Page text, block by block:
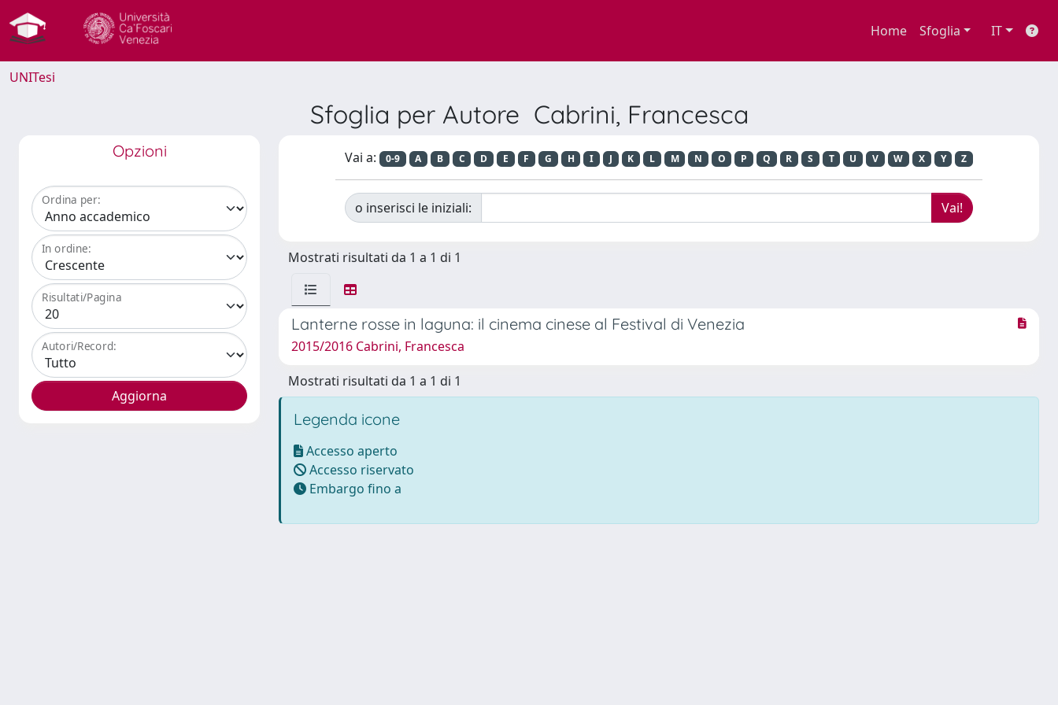
Home Sfoglia IT
UNITesi
Sfoglia per Autore Cabrini, Francesca
Opzioni
Ordina per:
In ordine:
Risultati/Pagina
Autori/Record:
Vai a: 0-9 A B C D E F G H I J K L M N O P Q R S T U V W X Y Z
o inserisci le iniziali:
Mostrati risultati da 1 a 1 di 1
Lanterne rosse in laguna: il cinema cinese al Festival di Venezia
2015/2016 Cabrini, Francesca
Mostrati risultati da 1 a 1 di 1
Legenda icone
Accesso aperto
Accesso riservato
Embargo fino a